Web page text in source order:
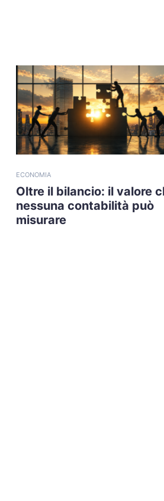
ECONOMIA
Oltre il bilancio: il valore
nessuna contabilità può
misurare